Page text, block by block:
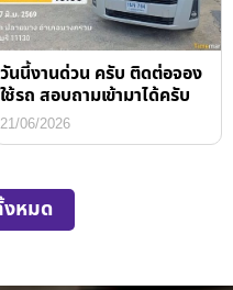
วันนี้งานด่วน ครับ ติดต่อจอง
ใช้รถ สอบถามเข้ามาได้ครับ
21/06/2026
หมด